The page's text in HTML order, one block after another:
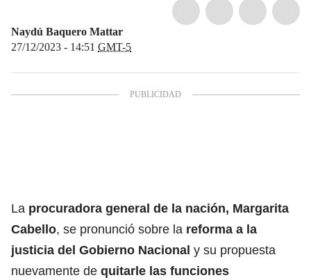
Naydú Baquero Mattar
27/12/2023 - 14:51 GMT-5
La procuradora general de la nación, Margarita
Cabello, se pronunció sobre la reforma a la
justicia del Gobierno Nacional y su propuesta
nuevamente de quitarle las funciones